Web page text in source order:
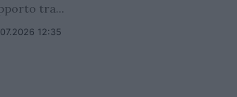
tra...
12:35